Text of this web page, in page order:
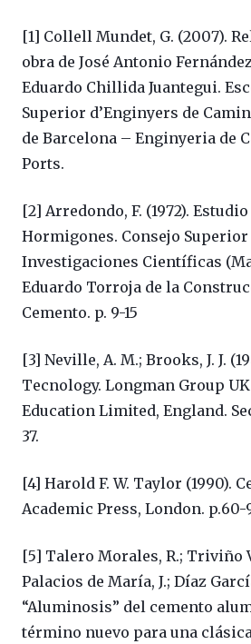
[1] Collell Mundet, G. (2007).
obra de José Antonio
Eduardo Chillida Juantegui.
Superior d’Enginyers de
de Barcelona – Enginyeria de
Ports.
[2] Arredondo, F. (1972).
Hormigones. Consejo Superior
Investigaciones Científicas
Eduardo Torroja de la
Cemento. p. 9-15
[3] Neville, A. M.; Brooks, J. J.
Tecnology. Longman Group
Education Limited, England.
37.
[4] Harold F. W. Taylor (1990).
Academic Press, London. p.60-
[5] Talero Morales, R.; Triviño
Palacios de María, J.; Díaz
“Aluminosis” del cemento
término nuevo para una